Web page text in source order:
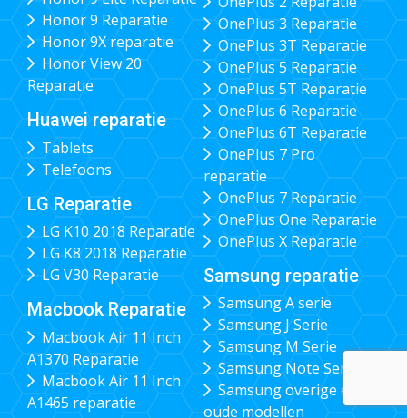
Honor 9 Reparatie
Honor 9X reparatie
Honor View 20
Reparatie
Huawei reparatie
Tablets
Telefoons
LG Reparatie
LG K10 2018 Reparatie
LG K8 2018 Reparatie
LG V30 Reparatie
Macbook Reparatie
Macbook Air 11 Inch
A1370 Reparatie
Macbook Air 11 Inch
A1465 reparatie
OnePlus 3 Reparatie
OnePlus 3T Reparatie
OnePlus 5 Reparatie
OnePlus 5T Reparatie
OnePlus 6 Reparatie
OnePlus 6T Reparatie
OnePlus 7 Pro
reparatie
OnePlus 7 Reparatie
OnePlus One Reparatie
OnePlus X Reparatie
Samsung reparatie
Samsung A serie
Samsung J Serie
Samsung M Serie
Samsung Note Serie
Samsung overige en
oude modellen